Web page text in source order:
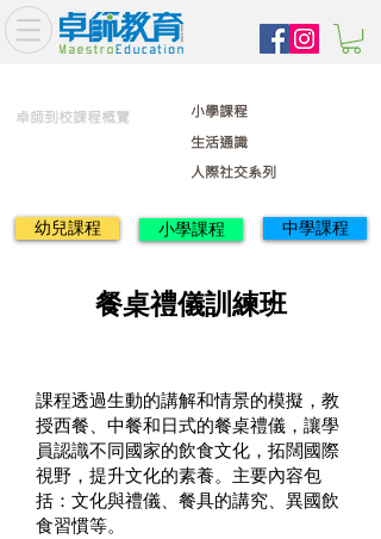
卓師到校課程概覽
生活通識
人際社交系列
小學課程
幼兒課程 小學課程 中學課程
課程透過生動的講解和情景的模擬，教
授西餐、中餐和日式的餐桌禮儀，讓學
員認識不同國家的飲食文化，拓闊國際
視野，提升文化的素養。主要內容包
括：文化與禮儀、餐具的講究、異國飲
食習慣等。
餐桌禮儀訓練班